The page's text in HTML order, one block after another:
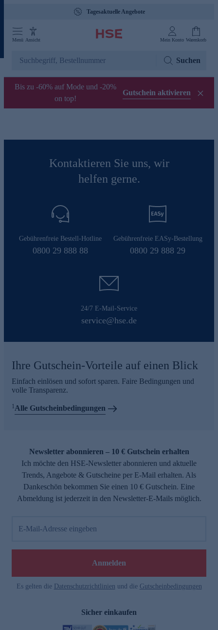
Tagesaktuelle Angebote
Menü Ansicht Mein Konto Warenkorb
Suchen
Bis zu -60% auf Mode und -20%
on top!
Gutschein aktivieren
Kontaktieren Sie uns, wir
helfen gerne.
Gebührenfreie Bestell-Hotline
0800 29 888 88
Gebührenfreie EASy-Bestellung
0800 29 888 29
24/7 E-Mail-Service
service@hse.de
Ihre Gutschein-Vorteile auf einen Blick
Einfach einlösen und sofort sparen. Faire Bedingungen und
volle Transparenz.
1Alle Gutscheinbedingungen
Newsletter abonnieren – 10 € Gutschein erhalten
Ich möchte den HSE-Newsletter abonnieren und aktuelle
Trends, Angebote & Gutscheine per E-Mail erhalten. Als
Dankeschön bekommen Sie einen 10 € Gutschein. Eine
Abmeldung ist jederzeit in den Newsletter-E-Mails möglich.
E-Mail-Adresse eingeben
Anmelden
Es gelten die Datenschutzrichtlinien und die Gutscheinbedingungen
Sicher einkaufen